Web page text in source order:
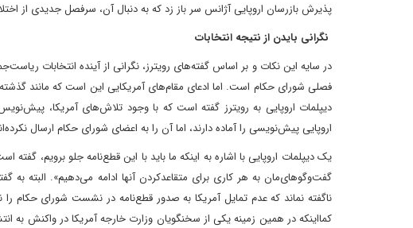
پذیرش بازرسان اروپایی آژانس سر باز زد که به دنبال آن، سرفصل جدیدی از
نگرانی بایدن از نتیجه انتخابات
در سایه این نکات و بر اساس گفته‌های رویترز، نگرانی از آینده انتخابات
فصلی شورای حکام است. اما ادعای مقام‌های آمریکایی این است که مانند
دیپلمات‌ اروپایی به رویترز گفته است که با وجود تلاش‌های آمریکا،
اروپایی پیش‌نویسی را آماده دارند، اما آن را به اعضای شورای حکام ارسال
یک دیپلمات اروپایی با اشاره به اینکه ما باید با این قطع‌نامه جلو برویم،
گفت‌وگوهای‌مان به هر کاری برای متقاعد‌کردن آنها ادامه می‌دهیم».
ناگفته نماند که عدم تمایل آمریکا به صدور قطع‌نامه در نشست شورای حکام
کما‌اینکه در همین زمینه یکی از سخنگویان وزارت خارجه آمریکا در واکنش به